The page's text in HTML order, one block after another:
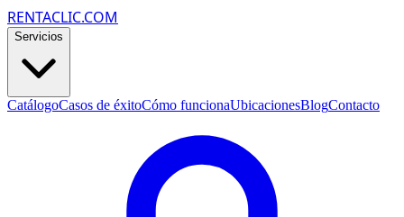
RENTACLIC.COM
Servicios
CatálogoCasos de éxitoCómo funcionaUbicacionesBlogContacto